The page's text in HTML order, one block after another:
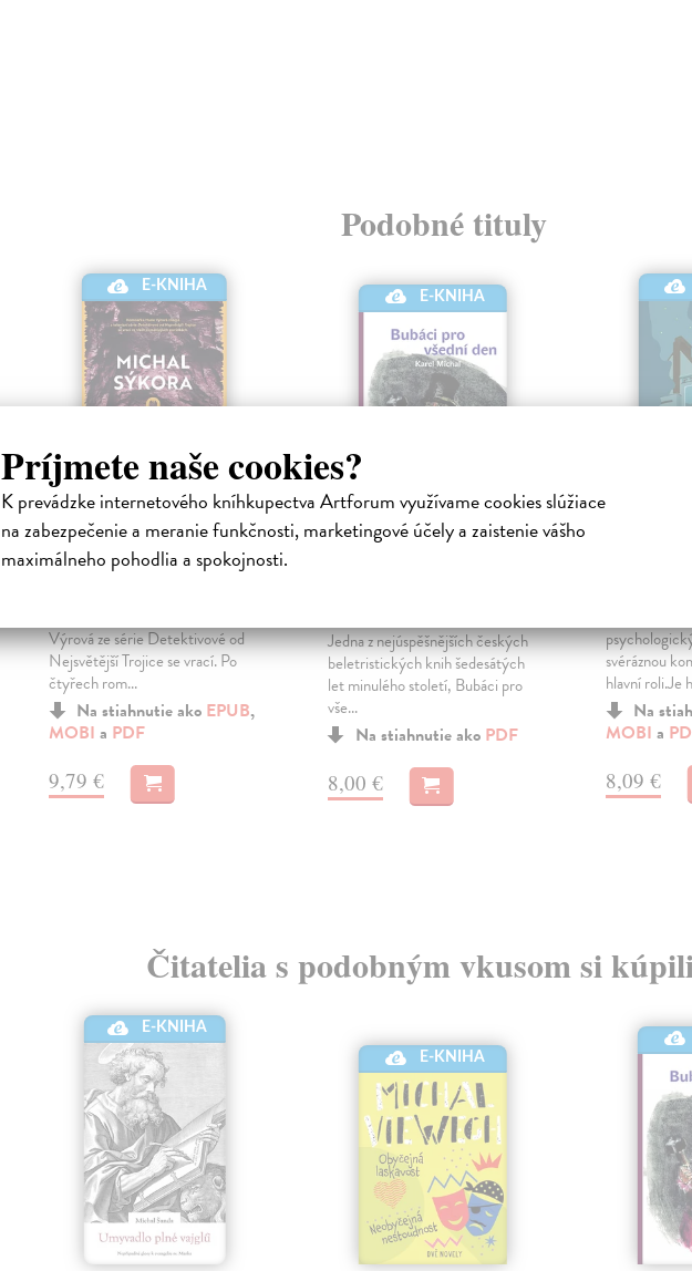
Príjmete naše cookies?
K prevádzke internetového kníhkupectva Artforum využívame cookies slúžiace
na zabezpečenie a meranie funkčnosti, marketingové účely a zaistenie vášho
maximálneho pohodlia a spokojnosti.
Podobné tituly
E-KNIHA
Nejhorší obavy
Sýkora Michal| Elektronická
Výrová ze série Detektivové od
Nejsvětější Trojice se vrací. Po
čtyřech rom...
Na stiahnutie ako EPUB,
MOBI a PDF
9,79 €
E-KNIHA
Bubáci pro všední
Jedna z nejúspěšnějších českých
beletristických knih šedesátých
let minulého století, Bubáci pro
vše...
Na stiahnutie ako PDF
8,00 €
Ještě
svéráznou
hlavní roli.Je
Na
MOBI a
8,09 €
Čitatelia s podobným vkusom si
E-KNIHA
E-KNIHA